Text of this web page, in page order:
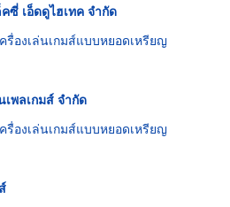
ซี่ เอ็ดดูไฮเทค จำกัด
รื่องเล่นเกมส์แบบหยอดเหรียญ
พลเกมส์ จำกัด
รื่องเล่นเกมส์แบบหยอดเหรียญ